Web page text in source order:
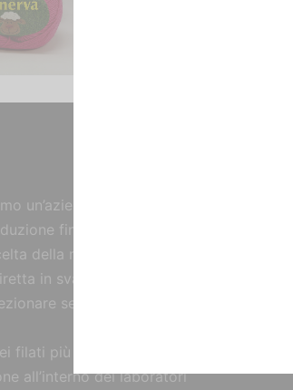
un’azienda strutturata che
fin dall’origine, curando
della materia prima, reperita
in svariate parti del mondo
sempre il prodotto
filati più pregiati, segue la
all’interno dei laboratori